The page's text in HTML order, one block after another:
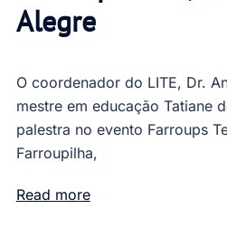
Alegre
O coordenador do LITE, Dr.
mestre em educação Tatiane
palestra no evento Farroups
Farroupilha,
Read more